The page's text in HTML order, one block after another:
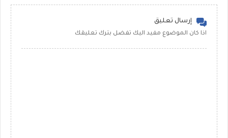
إرسال تعليق
اذا كان الموضوع مفيد اليك تفضل بترك تعليقك